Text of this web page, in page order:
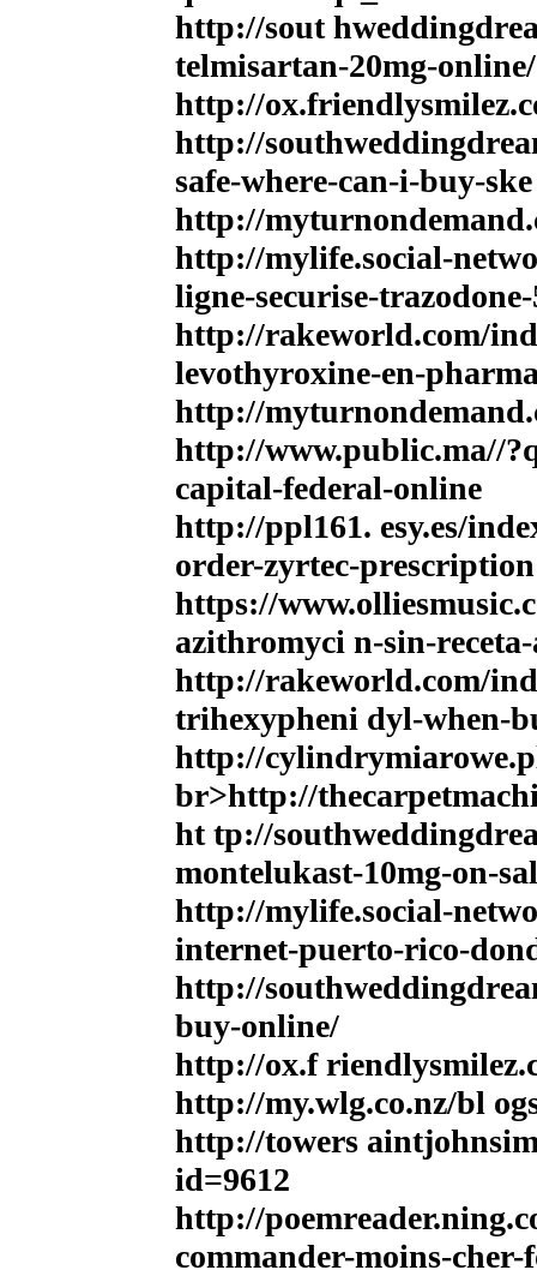
http://sout
telmisartan-20mg-online/
http://
http://
safe-where-can-i-buy-
http://
http://mylife.social-
ligne-securise-
http://rakeworld.com/
levothyroxine-en-
http://
http://www.public.ma//
capital-federal-online
http://ppl161. esy.es/
order-zyrtec-prescription
https://
azithromyci n-sin-
http://rakeworld.com/
trihexypheni dyl-when-
http://
br>http://
ht tp://
montelukast-10mg-on-
http://mylife.social-
internet-puerto-rico-
http://
buy-online/
http://ox.f
http://my.wlg.co.nz/bl
http://towers
id=9612
http://
commander-moins-